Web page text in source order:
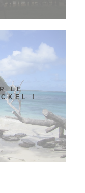
LE
!